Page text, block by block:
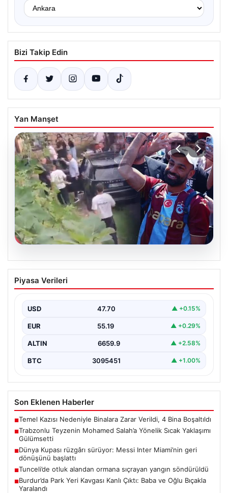
Bizi Takip Edin
Yan Manşet
Trabzonlu Teyzenin Mohamed Salah’a
Yönelik Sıcak Yaklaşımı Gülümsetti
Salah, bir reklam filmi çekimi için Trabzon’un Araklı…
Piyasa Verileri
USD 47.70 ▲ +0.15%
EUR 55.19 ▲ +0.29%
ALTIN 6659.9 ▲ +2.58%
BTC 3095451 ▲ +1.00%
Son Eklenen Haberler
■Temel Kazısı Nedeniyle Binalara Zarar Verildi, 4 Bina Boşaltıldı
■Trabzonlu Teyzenin Mohamed Salah’a Yönelik Sıcak Yaklaşımı
Gülümsetti
■Dünya Kupası rüzgârı sürüyor: Messi Inter Miami’nin geri
dönüşünü başlattı
■Tunceli’de otluk alandan ormana sıçrayan yangın söndürüldü
■Burdur’da Park Yeri Kavgası Kanlı Çıktı: Baba ve Oğlu Bıçakla
Yaralandı